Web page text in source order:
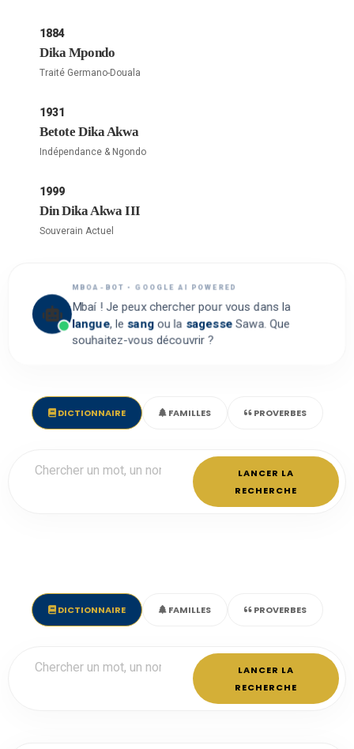
1884
Dika Mpondo
Traité Germano-Douala
1931
Betote Dika Akwa
Indépendance & Ngondo
1999
Din Dika Akwa III
Souverain Actuel
MBOA-BOT • GOOGLE AI POWERED
Mbaí ! Je peux chercher pour vous dans la
langue, le sangou la sagesse Sawa. Que
souhaitez-vous découvrir ?
DICTIONNAIRE FAMILLES PROVERBES
LANCER LA
RECHERCHE
DICTIONNAIRE FAMILLES PROVERBES
LANCER LA
RECHERCHE